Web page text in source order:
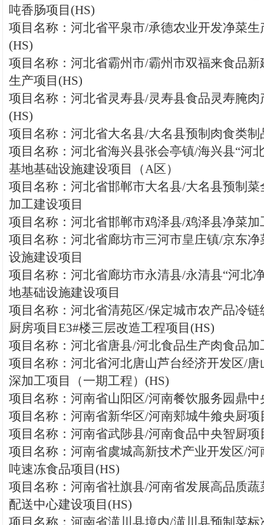
吨香肠项目(HS)
项目名称：河北省平泉市/承德农业开发净菜
(HS)
项目名称：河北省霸州市/霸州市双福来食品
生产项目(HS)
项目名称：河北省灵寿县/灵寿县食品灵寿腌
(HS)
项目名称：河北省大名县/大名县预制肉食类制
项目名称：河北省海兴县张会亭镇/海兴县“河
基地基础设施建设项目（A区）
项目名称：河北省邯郸市大名县/大名县预制
加工建设项目
项目名称：河北省邯郸市鸡泽县/鸡泽县净菜
项目名称：河北省廊坊市三河市皇庄镇/京东
设施建设项目
项目名称：河北省廊坊市永清县/永清县“河北
地基础设施建设项目
项目名称：河北省清苑区/保定城市农产品冷
厨房项目E3#楼三层改造工程项目(HS)
项目名称：河北省唐县/河北食品生产肉食品加
项目名称：河北省河北唐山芦台经济开发区/
深加工项目（一期工程）(HS)
项目名称：河南省山阳区/河南餐饮服务园鼎中
项目名称：河南省新华区/河南郏城牛飨央厨项
项目名称：河南省武陟县/河南食品中央智厨项
项目名称：河南省虞城高新技术产业开发区/河
吨速冻食品项目(HS)
项目名称：河南省社旗县/河南省发展高品质
配送中心建设项目(HS)
项目名称：河南省潢川县境内/潢川县预制菜